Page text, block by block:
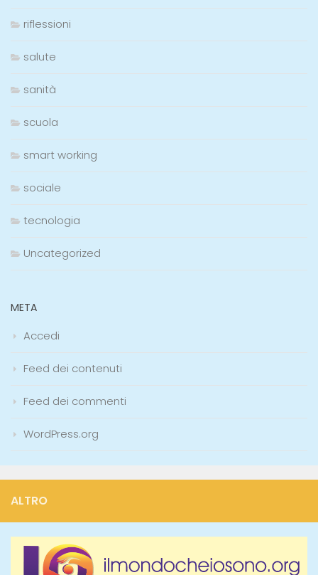
riflessioni
salute
sanità
scuola
smart working
sociale
tecnologia
Uncategorized
META
Accedi
Feed dei contenuti
Feed dei commenti
WordPress.org
ALTRO